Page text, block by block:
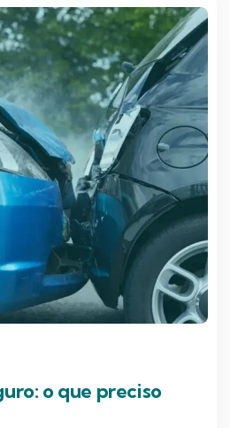
o que preciso